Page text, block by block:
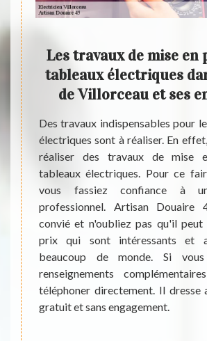
plus
ce
à
de
qu'il
et
Les travaux de mise en
tableaux électriques
de Villorceau et ses
Des travaux indispensables pour
électriques sont à réaliser. En
réaliser des travaux de mise
tableaux électriques. Pour ce
vous fassiez confiance à
professionnel. Artisan
convié et n'oubliez pas qu'il peut
prix qui sont intéressants et
beaucoup de monde. Si
renseignements
téléphoner directement. Il dresse
gratuit et sans engagement.